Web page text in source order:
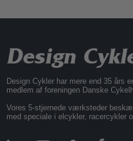
Design Cykler har mere end 35 års
medlem af foreningen Danske
Vores 5-stjernede værksteder
med speciale i elcykler, racercykler